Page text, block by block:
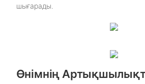
шығарады.
Өнімнің